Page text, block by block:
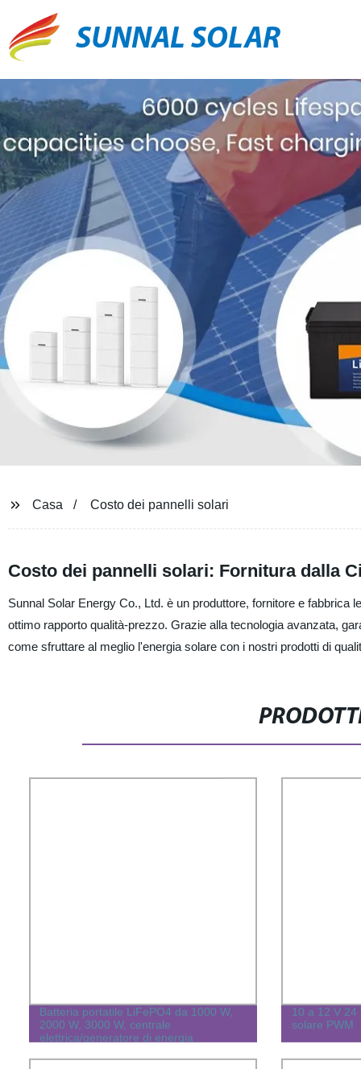
SUNNAL SOLAR
Casa Costo dei pannelli solari
Costo dei pannelli solari: Fornitura dalla
Sunnal Solar Energy Co., Ltd. è un produttore, fornitore e fabbrica
ottimo rapporto qualità-prezzo. Grazie alla tecnologia avanzata,
come sfruttare al meglio l'energia solare con i nostri prodotti di
Batteria portatile LiFePO4 da 1000 W,
2000 W, 3000 W, centrale
elettrica/generatore di energia
10 a 12 V
solare PWM